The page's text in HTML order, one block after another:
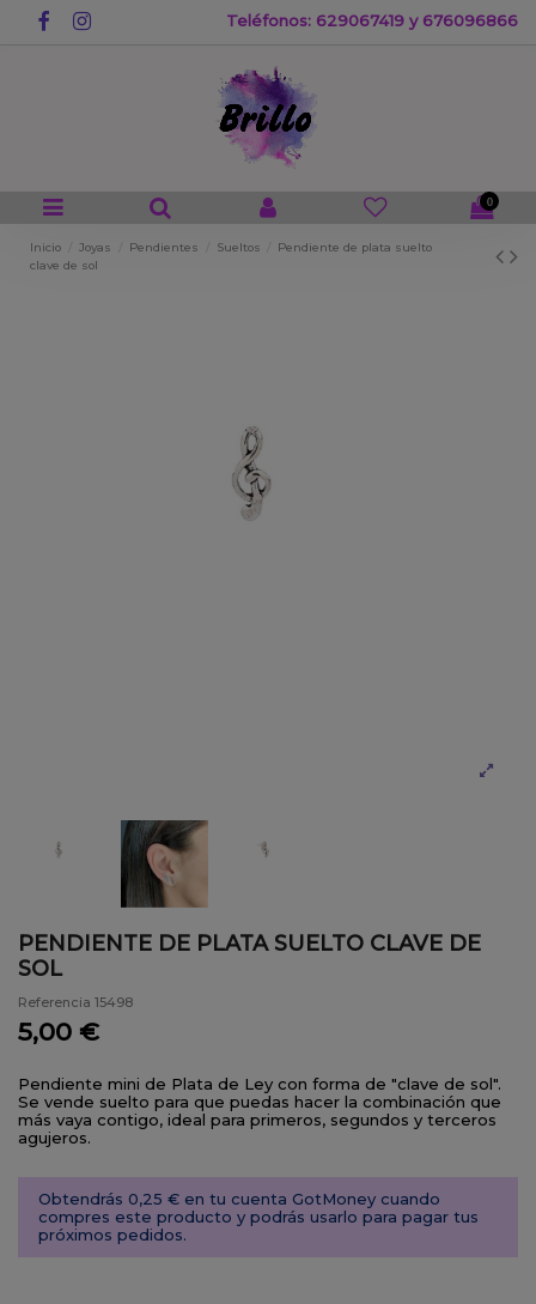
Teléfonos: 629067419 y 676096866
0
Inicio Joyas Pendientes Sueltos
Pendiente de plata suelto
clave de sol
PENDIENTE DE PLATA SUELTO CLAVE DE
SOL
Referencia 15498
5,00 €
Pendiente mini de Plata de Ley con forma de "clave de sol".
Se vende suelto para que puedas hacer la combinación que
más vaya contigo, ideal para primeros, segundos y terceros
agujeros.
Obtendrás 0,25 € en tu cuenta GotMoney cuando
compres este producto y podrás usarlo para pagar tus
próximos pedidos.